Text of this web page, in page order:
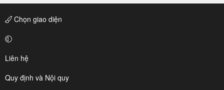
Chọn giao diện
Liên hệ
Quy định và Nội quy